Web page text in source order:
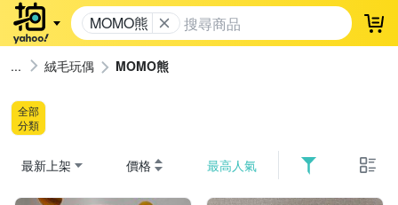
MOMO熊 登
絨毛玩偶 MOMO熊
全部
分類
最新上架 價格 最高人氣